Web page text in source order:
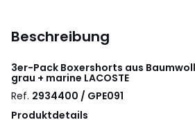
Beschreibung
3er-Pack Boxershorts aus
grau + marine LACOSTE
Ref. 2934400 / GPE091
Produktdetails